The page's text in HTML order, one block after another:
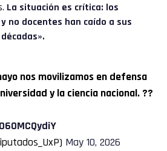
La situación es crítica: los
no docentes han caído a sus
nos movilizamos en defensa
y la ciencia nacional. ??
May 10, 2026